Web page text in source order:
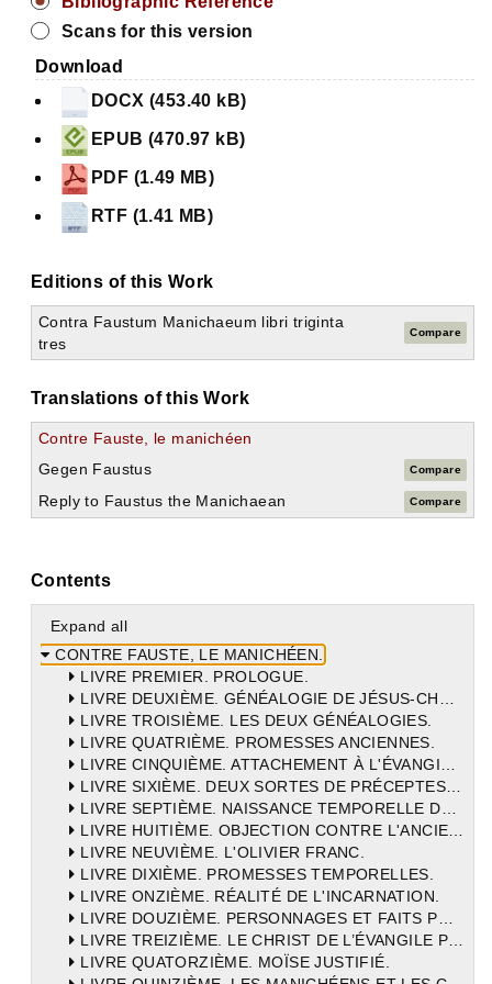
Scans for this version
Download
DOCX (453.40 kB)
EPUB (470.97 kB)
PDF (1.49 MB)
RTF (1.41 MB)
Editions of this Work
Contra Faustum Manichaeum libri triginta
tres
Compare
Translations of this Work
Contre Fauste, le manichéen
Gegen Faustus
Compare
Reply to Faustus the Manichaean Compare
Contents
Expand all
CONTRE FAUSTE, LE MANICHÉEN.
LIVRE PREMIER. PROLOGUE.
LIVRE DEUXIÈME. GÉNÉALOGIE DE JÉSUS-CHRIST.
LIVRE TROISIÈME. LES DEUX GÉNÉALOGIES.
LIVRE QUATRIÈME. PROMESSES ANCIENNES.
LIVRE CINQUIÈME. ATTACHEMENT À L'ÉVANGILE.
LIVRE SIXIÈME. DEUX SORTES DE PRÉCEPTES ANCIENS.
LIVRE SEPTIÈME. NAISSANCE TEMPORELLE DE JÉSUS-CHRIST.
LIVRE HUITIÈME. OBJECTION CONTRE L'ANCIEN TESTAMENT.
LIVRE NEUVIÈME. L'OLIVIER FRANC.
LIVRE DIXIÈME. PROMESSES TEMPORELLES.
LIVRE ONZIÈME. RÉALITÉ DE L'INCARNATION.
LIVRE DOUZIÈME. PERSONNAGES ET FAITS PROPHÉTIQUES.
LIVRE TREIZIÈME. LE CHRIST DE L’ÉVANGILE PRÉDIT.
LIVRE QUATORZIÈME. MOÏSE JUSTIFIÉ.